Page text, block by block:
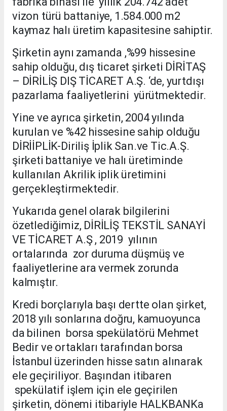
vizon türü battaniye, 1.584.000 m2
kaymaz halı üretim kapasitesine sahiptir.
Şirketin aynı zamanda ,%99 hissesine
sahip olduğu, dış ticaret şirketi DİRİTAŞ
– DİRİLİŞ DIŞ TİCARET A.Ş. ‘de, yurtdışı
pazarlama faaliyetlerini yürütmektedir.
Yine ve ayrıca şirketin, 2004 yılında
kurulan ve %42 hissesine sahip olduğu
DİRİİPLİK-Diriliş İplik San.ve Tic.A.Ş.
şirketi battaniye ve halı üretiminde
kullanılan Akrilik iplik üretimini
gerçekleştirmektedir.
Yukarıda genel olarak bilgilerini
özetlediğimiz, DİRİLİŞ TEKSTİL SANAYİ
VE TİCARET A.Ş , 2019 yılının
ortalarında zor duruma düşmüş ve
faaliyetlerine ara vermek zorunda
kalmıştır.
Kredi borçlarıyla başı dertte olan şirket,
2018 yılı sonlarına doğru, kamuoyunca
da bilinen borsa spekülatörü Mehmet
Bedir ve ortakları tarafından borsa
İstanbul üzerinden hisse satın alınarak
ele geçiriliyor. Başından itibaren
spekülatif işlem için ele geçirilen
şirketin, dönemi itibariyle HALKBANKa